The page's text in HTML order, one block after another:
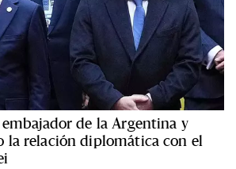
de la Argentina y
la relación diplomática con el